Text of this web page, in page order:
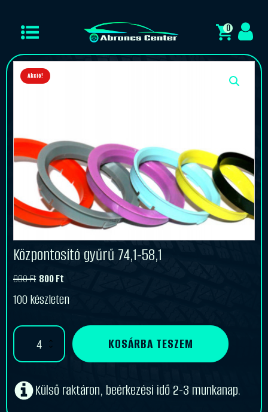
0
Akció!
Központosító gyűrű 74,1-58,1
990Ft
price
was:
990 Ft.
800Ft
price
is:
800 Ft.
100 készleten
Központosító
74,1-
mennyiség
KOSÁRBA TESZEM
Külső raktáron, beérkezési idő 2-3 munkanap.